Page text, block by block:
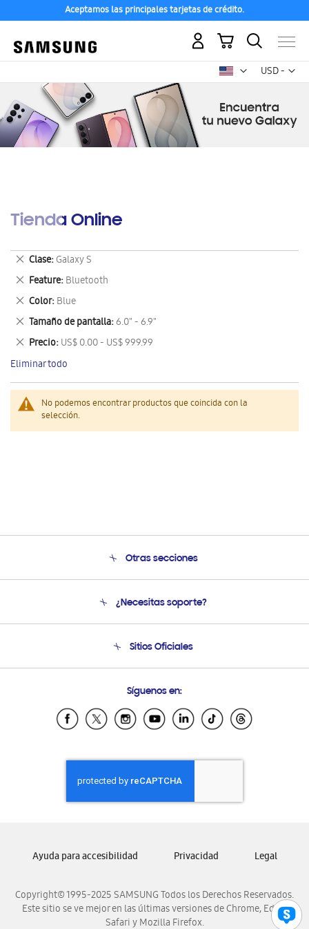
Aceptamos las principales tarjetas de crédito.
USD -
dólar
Mi carrito
Tienda Online
No podemos encontrar productos que coincida con la
selección.
Clase Galaxy S
Eliminar
este
artículo
Feature Bluetooth
Eliminar
este
artículo
Color Blue
Eliminar
este
artículo
Tamaño de pantalla 6.0" - 6.9"
Eliminar
este
artículo
Precio US$ 0.00 - US$ 999.99
Eliminar
este
artículo
Eliminar todo
Otras secciones
Soporte
Condiciones de Compra
¿Necesitas soporte?
Soporte vía eMail
Sitios Oficiales
Samsung Ecuador
Samsung El Salvador
Samsung Honduras
Samsung Nicaragua
Samsung Panamá
Samsung Venezuela
Síguenos en:
Copyright© 1995-2025 SAMSUNG Todos los Derechos Reservados.
Este sitio se ve mejor en las últimas versiones de Chrome, Edge,
Safari y Mozilla Firefox.
Ayuda para accesibilidad Privacidad Legal